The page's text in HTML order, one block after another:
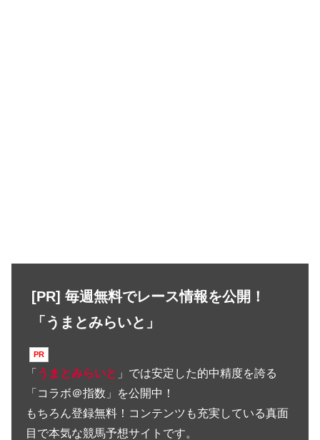
[PR] 毎週無料でレース情報を公開！
「うまとみらいと」
「 うまとみらいと 」では安定した的中精度を誇る
「コラボ＠指数」を公開中！
もちろん登録無料！コンテンツも充実している真面
目で本気な競馬予想サイトです。